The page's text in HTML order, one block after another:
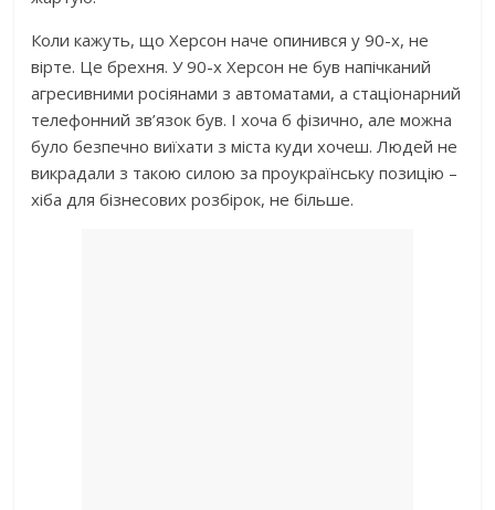
Коли кажуть, що Херсон наче опинився у 90-х, не
вірте. Це брехня. У 90-х Херсон не був напічканий
агресивними росіянами з автоматами, а стаціонарний
телефонний зв’язок був. І хоча б фізично, але можна
було безпечно виїхати з міста куди хочеш. Людей не
викрадали з такою силою за проукраїнську позицію –
хіба для бізнесових розбірок, не більше.